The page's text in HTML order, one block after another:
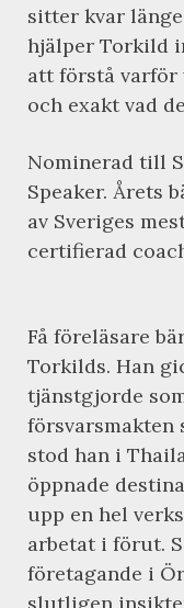
sitter kvar
hjälper Torkild
att förstå varför
och exakt vad
Nominerad till
Speaker. Årets
av Sveriges
certifierad
Få föreläsare
Torkilds. Han
tjänstgjorde
försvarsmakten
stod han i
öppnade
upp en hel
arbetat i förut.
företagande i